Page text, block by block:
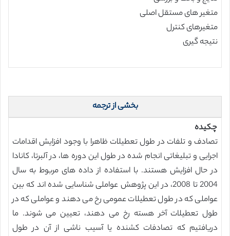
متغیر های مستقل اصلی
متغیرهای کنترل
نتیجه گیری
بخشی از ترجمه
چکیده
تصادف و تلفات در طول تعطیلات ظاهرا با وجود افزایش اقدامات
اجرایی و تبلیغاتی انجام شده در طول این دوره ها، در آلبرتا، کانادا
در حال افزایش هستند. با استفاده از داده های مربوط به سال
2004 تا 2008، در این پژوهش عواملی شناسایی شده اند که بین
عواملی که در طول تعطیلات عمومی رخ می دهند و عواملی که در
طول تعطیلات آخر هسته رخ می دهند، تعیین می شوند. ما
دریافتیم که تصادفات کشنده یا آسیب ناشی از آن در طول